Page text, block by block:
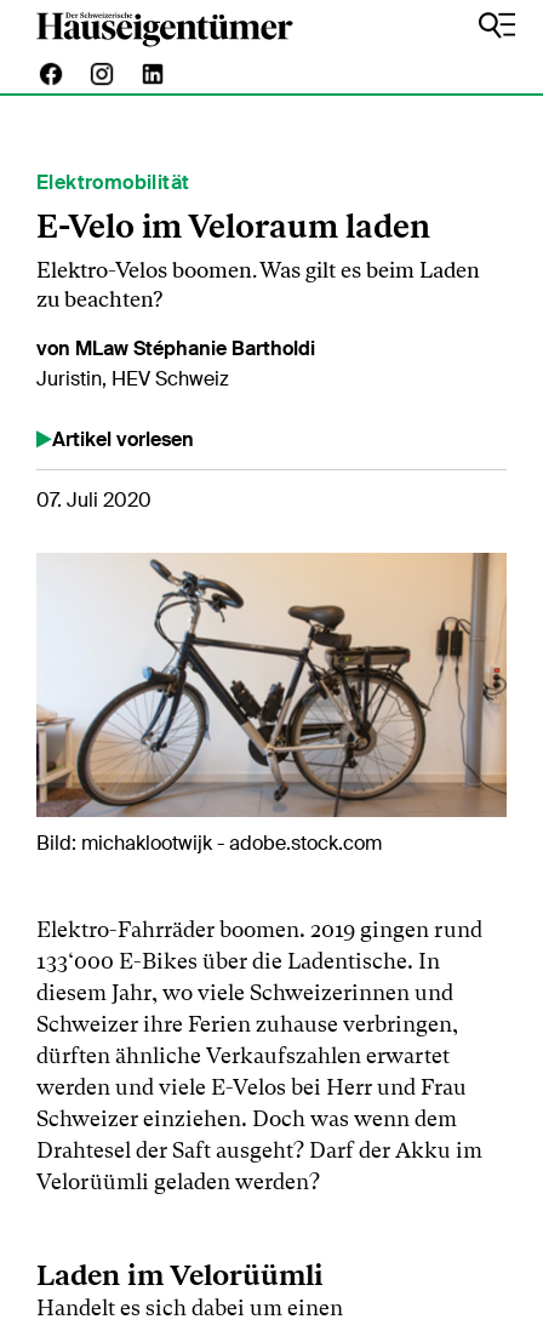
Elektromobilität
E-Velo im Veloraum laden
Elektro-Velos boomen. Was gilt es beim Laden
zu beachten?
von MLaw Stéphanie Bartholdi
Juristin, HEV Schweiz
Artikel vorlesen
07. Juli 2020
Bild: michaklootwijk - adobe.stock.com
Elektro-Fahrräder boomen. 2019 gingen rund
133‘000 E-Bikes über die Ladentische. In
diesem Jahr, wo viele Schweizerinnen und
Schweizer ihre Ferien zuhause verbringen,
dürften ähnliche Verkaufszahlen erwartet
werden und viele E-Velos bei Herr und Frau
Schweizer einziehen. Doch was wenn dem
Drahtesel der Saft ausgeht? Darf der Akku im
Velorüümli geladen werden?
Laden im Velorüümli
Handelt es sich dabei um einen